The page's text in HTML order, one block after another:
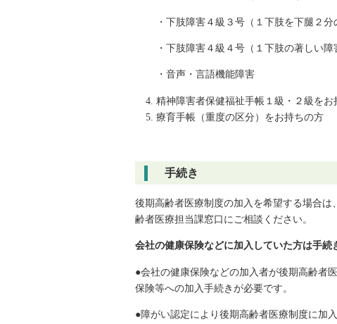
・下肢障害４級３号（１下肢を下腿２分
・下肢障害４級４号（１下肢の著しい障
・音声・言語機能障害
精神障害者保健福祉手帳１級・２級をお
療育手帳（重度の区分）をお持ちの方
手続き
後期高齢者医療制度の加入を希望する場合
齢者医療担当課窓口にご相談ください。
会社の健康保険などに加入していた方は手続
●会社の健康保険などの加入者が後期高齢者
保険等への加入手続きが必要です。
●障がい認定により後期高齢者医療制度に加